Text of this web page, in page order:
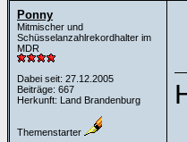
Ponny
Mitmischer und
Schüsselanzahlrekordhalter im
MDR
Dabei seit: 27.12.2005
Beiträge: 667
Herkunft: Land Brandenburg
Themenstarter